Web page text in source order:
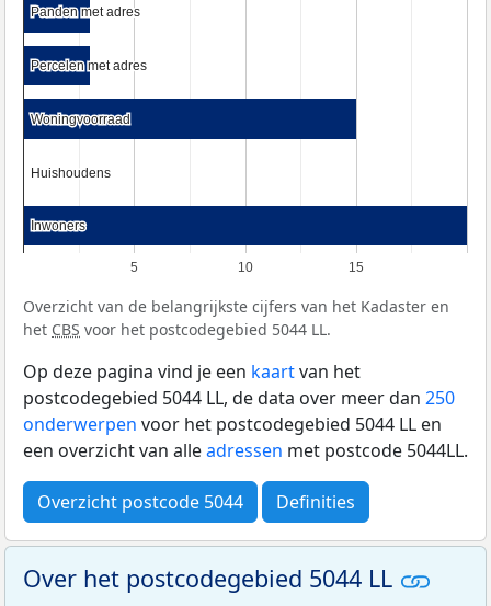
5 10 15
Panden met adres
Panden met adres
Percelen met adres
Percelen met adres
Woningvoorraad
Woningvoorraad
Huishoudens
Huishoudens
Inwoners
Inwoners
Overzicht van de belangrijkste cijfers van het Kadaster en
het CBS voor het postcodegebied 5044 LL.
Op deze pagina vind je een kaartvan het
postcodegebied 5044 LL, de data over meer dan 250
onderwerpen voor het postcodegebied 5044 LL en
een overzicht van alleadressen met postcode 5044LL.
Overzicht postcode 5044 Definities
Over het postcodegebied 5044 LL